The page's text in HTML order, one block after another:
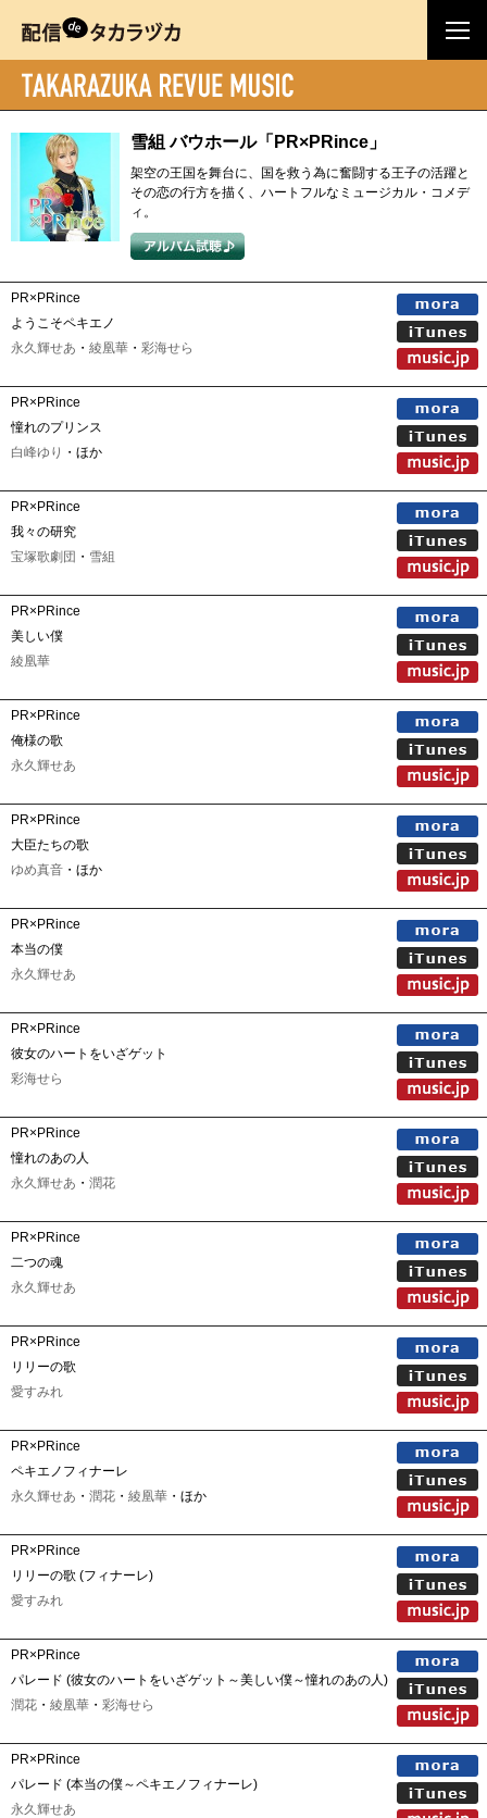
雪組 バウホール「PR×PRince」
架空の王国を舞台に、国を救う為に奮闘する王子の活躍と
その恋の行方を描く、ハートフルなミュージカル・コメデ
ィ。
PR×PRince
ようこそペキエノ
永久輝せあ ・ 綾凰華 ・ 彩海せら
PR×PRince
憧れのプリンス
白峰ゆり ・ほか
PR×PRince
我々の研究
宝塚歌劇団 ・ 雪組
PR×PRince
美しい僕
綾凰華
PR×PRince
俺様の歌
永久輝せあ
PR×PRince
大臣たちの歌
ゆめ真音 ・ほか
PR×PRince
本当の僕
永久輝せあ
PR×PRince
彼女のハートをいざゲット
彩海せら
PR×PRince
憧れのあの人
永久輝せあ ・ 潤花
PR×PRince
二つの魂
永久輝せあ
PR×PRince
リリーの歌
愛すみれ
PR×PRince
ペキエノフィナーレ
永久輝せあ ・ 潤花 ・ 綾凰華 ・ほか
PR×PRince
リリーの歌 (フィナーレ)
愛すみれ
PR×PRince
パレード (彼女のハートをいざゲット～美しい僕～憧れのあの人)
潤花 ・ 綾凰華 ・ 彩海せら
PR×PRince
パレード (本当の僕～ペキエノフィナーレ)
永久輝せあ